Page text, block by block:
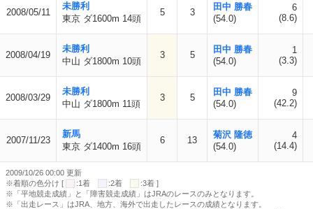
2008/05/11
未勝利
東京 ダ1600m 14頭
5 3
田中 勝春
(54.0)
6
(8.6)
2008/04/19
未勝利
中山 ダ1800m 10頭
3 5
田中 勝春
(54.0)
1
(3.3)
2008/03/29
未勝利
中山 ダ1800m 11頭
3 5
田中 勝春
(54.0)
9
(42.2)
2007/11/23
新馬
東京 ダ1400m 16頭
6 13
菊沢 隆徳
(54.0)
4
(14.4)
2009/10/26 00:00 更新
※着順の色分け [
:1着 :2着
:3着 ]
※「平地競走成績」と「障害競走成績」はJRAのレースのみとなります。
※「出走レース」はJRA、地方、海外で出走したレースの成績となります。